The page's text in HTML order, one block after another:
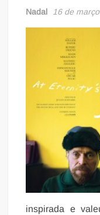
Nadal 16 de
inspirada e